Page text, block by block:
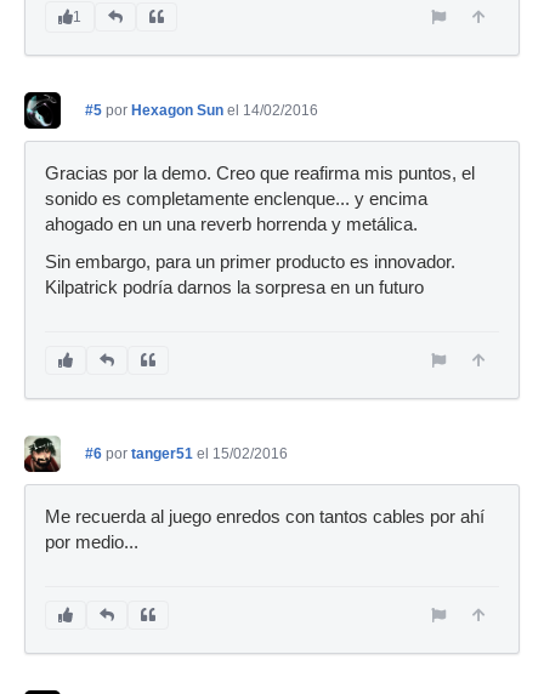
1
#5 por Hexagon Sun el 14/02/2016
Gracias por la demo. Creo que reafirma mis puntos, el
sonido es completamente enclenque... y encima
ahogado en un una reverb horrenda y metálica.
Sin embargo, para un primer producto es innovador.
Kilpatrick podría darnos la sorpresa en un futuro
#6 por tanger51 el 15/02/2016
Me recuerda al juego enredos con tantos cables por ahí
por medio...